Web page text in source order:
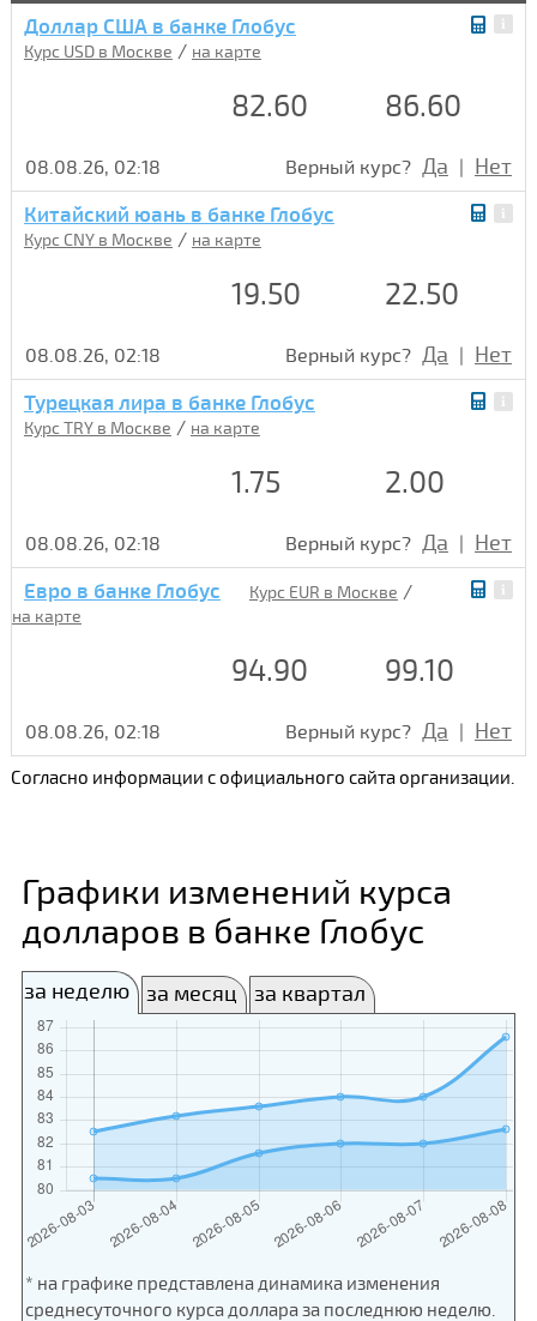
Доллар США в банке Глобус
Курс USD в Москве / на карте
82.60 86.60
08.08.26, 02:18 Верный курс? Да | Нет
Китайский юань в банке Глобус
Курс CNY в Москве / на карте
19.50 22.50
08.08.26, 02:18 Верный курс? Да | Нет
Турецкая лира в банке Глобус
Курс TRY в Москве / на карте
1.75 2.00
08.08.26, 02:18 Верный курс? Да | Нет
Евро в банке Глобус Курс EUR в Москве /
на карте
94.90 99.10
08.08.26, 02:18 Верный курс? Да | Нет
Согласно информации с официального сайта организации.
Графики изменений курса
долларов в банке Глобус
за неделю за месяц за квартал
* на графике представлена динамика изменения
среднесуточного курса доллара за последнюю неделю.